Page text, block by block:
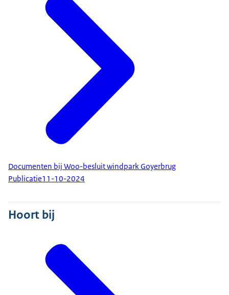
Documenten bij Woo-besluit windpark Goyerbrug
Publicatie11-10-2024
Hoort bij